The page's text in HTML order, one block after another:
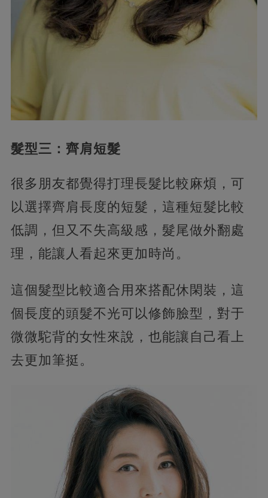
髮型三：齊肩短髮
很多朋友都覺得打理長髮比較麻煩，可
以選擇齊肩長度的短髮，這種短髮比較
低調，但又不失高級感，髮尾做外翻處
理，能讓人看起來更加時尚。
這個髮型比較適合用來搭配休閑裝，這
個長度的頭髮不光可以修飾臉型，對于
微微駝背的女性來說，也能讓自己看上
去更加筆挺。